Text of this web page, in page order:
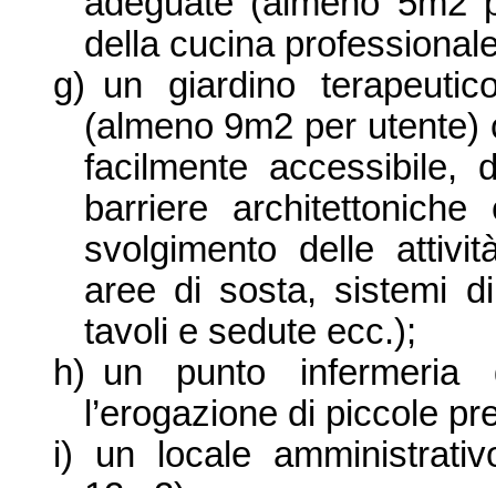
della cucina
g) un giardino
(almeno 9m2 per
facilmente accessibile,
barriere
svolgimento delle
aree di sosta, sistemi
tavoli e sedute ecc.);
h) un punto
l’erogazione di piccole
i)
un locale